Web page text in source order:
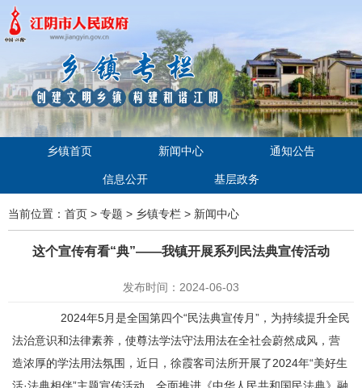
乡镇首页 新闻中心 通知公告
信息公开 基层政务
当前位置： 首页 > 专题 > 乡镇专栏 > 新闻中心
这个宣传有看“典”——我镇开展系列民法典宣传活动
发布时间：2024-06-03
2024年5月是全国第四个“民法典宣传月”，为持续提升全民
法治意识和法律素养，使尊法学法守法用法在全社会蔚然成风，营
造浓厚的学法用法氛围，近日，徐霞客司法所开展了2024年“美好生